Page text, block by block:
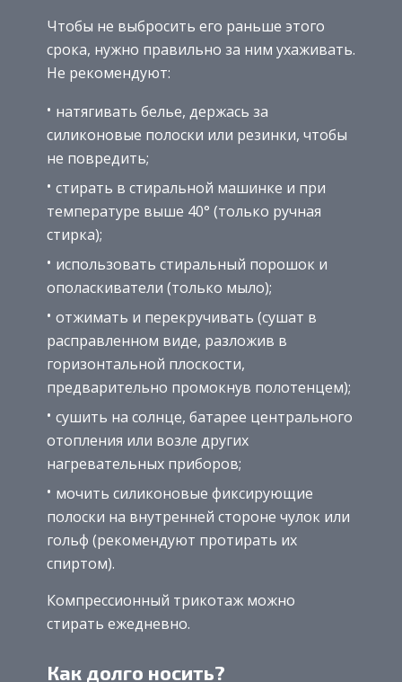
Чтобы не выбросить его раньше этого
срока, нужно правильно за ним ухаживать.
Не рекомендуют:
натягивать белье, держась за
силиконовые полоски или резинки, чтобы
не повредить;
стирать в стиральной машинке и при
температуре выше 40° (только ручная
стирка);
использовать стиральный порошок и
ополаскиватели (только мыло);
отжимать и перекручивать (сушат в
расправленном виде, разложив в
горизонтальной плоскости,
предварительно промокнув полотенцем);
сушить на солнце, батарее центрального
отопления или возле других
нагревательных приборов;
мочить силиконовые фиксирующие
полоски на внутренней стороне чулок или
гольф (рекомендуют протирать их
спиртом).
Компрессионный трикотаж можно
стирать ежедневно.
Как долго носить?